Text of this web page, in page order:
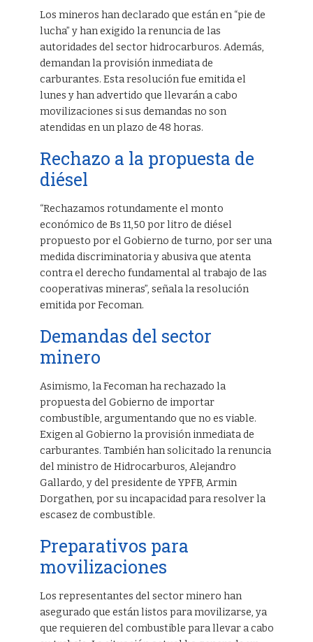
Los mineros han declarado que están en “pie de
lucha” y han exigido la renuncia de las
autoridades del sector hidrocarburos. Además,
demandan la provisión inmediata de
carburantes. Esta resolución fue emitida el
lunes y han advertido que llevarán a cabo
movilizaciones si sus demandas no son
atendidas en un plazo de 48 horas.
Rechazo a la propuesta de
diésel
“Rechazamos rotundamente el monto
económico de Bs 11,50 por litro de diésel
propuesto por el Gobierno de turno, por ser una
medida discriminatoria y abusiva que atenta
contra el derecho fundamental al trabajo de las
cooperativas mineras”, señala la resolución
emitida por Fecoman.
Demandas del sector
minero
Asimismo, la Fecoman ha rechazado la
propuesta del Gobierno de importar
combustible, argumentando que no es viable.
Exigen al Gobierno la provisión inmediata de
carburantes. También han solicitado la renuncia
del ministro de Hidrocarburos, Alejandro
Gallardo, y del presidente de YPFB, Armin
Dorgathen, por su incapacidad para resolver la
escasez de combustible.
Preparativos para
movilizaciones
Los representantes del sector minero han
asegurado que están listos para movilizarse, ya
que requieren del combustible para llevar a cabo